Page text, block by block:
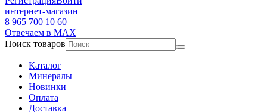
интернет-магазин
8 965 700 10 60
Отвечаем в MAX
Поиск товаров
Каталог
Минералы
Новинки
Оплата
Доставка